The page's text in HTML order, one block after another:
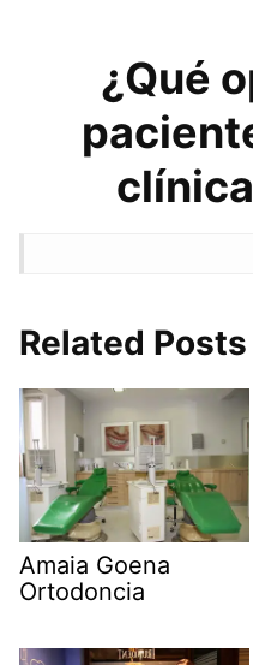
¿Qué
Related Posts
Amaia Goena
Ortodoncia